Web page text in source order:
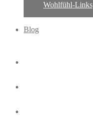
Wohlfühl-Links
Blog